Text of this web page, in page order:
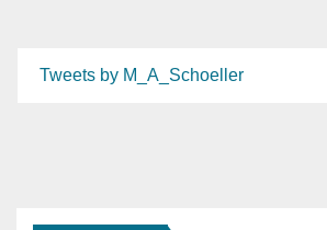
Tweets by M_A_Schoeller